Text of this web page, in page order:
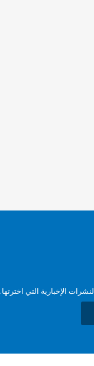
الإخبارية التي اخترتها.